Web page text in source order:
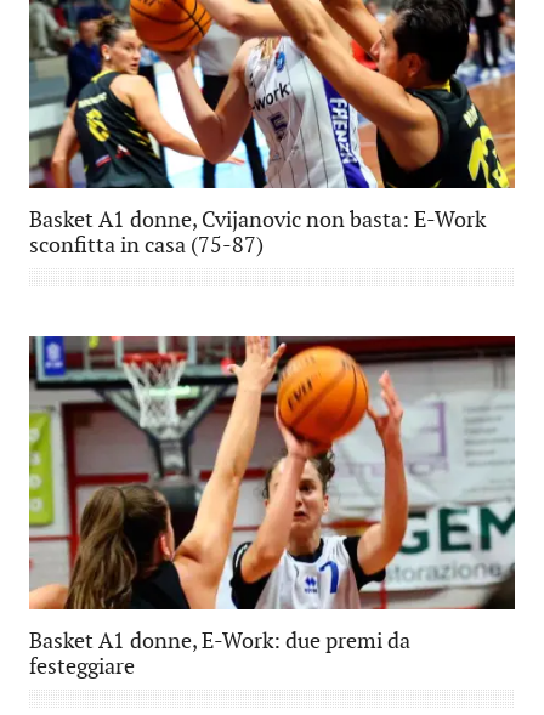
Basket A1 donne, Cvijanovic non basta: E-Work
sconfitta in casa (75-87)
Basket A1 donne, E-Work: due premi da
festeggiare